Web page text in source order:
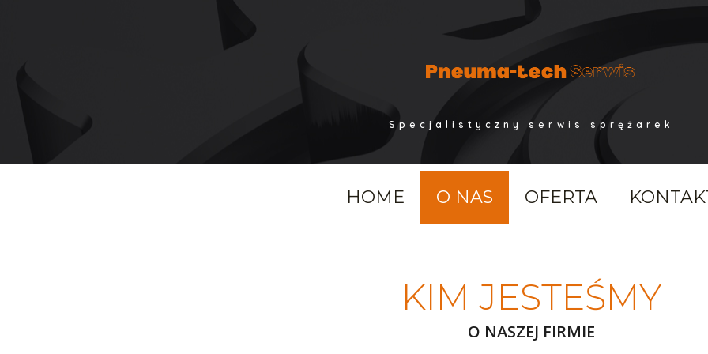
Specjalistyczny serwis sprężarek
HOME O NAS OFERTA
KIM JESTEŚMY
O NASZEJ FIRMIE